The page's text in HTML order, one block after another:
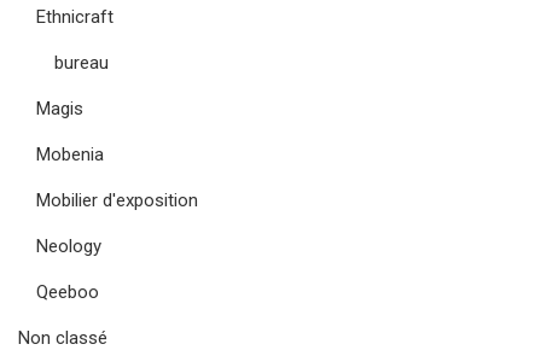
Ethnicraft
bureau
Magis
Mobenia
Mobilier d'exposition
Neology
Qeeboo
Non classé